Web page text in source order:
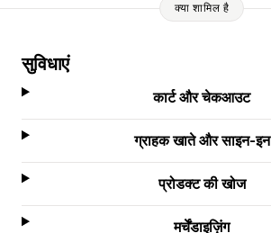
क्या शामिल है
सुविधाएं
कार्ट और चेकआउट
ग्राहक खाते और साइन-इन
प्रोडक्ट की खोज
मर्चेंडाइज़िंग